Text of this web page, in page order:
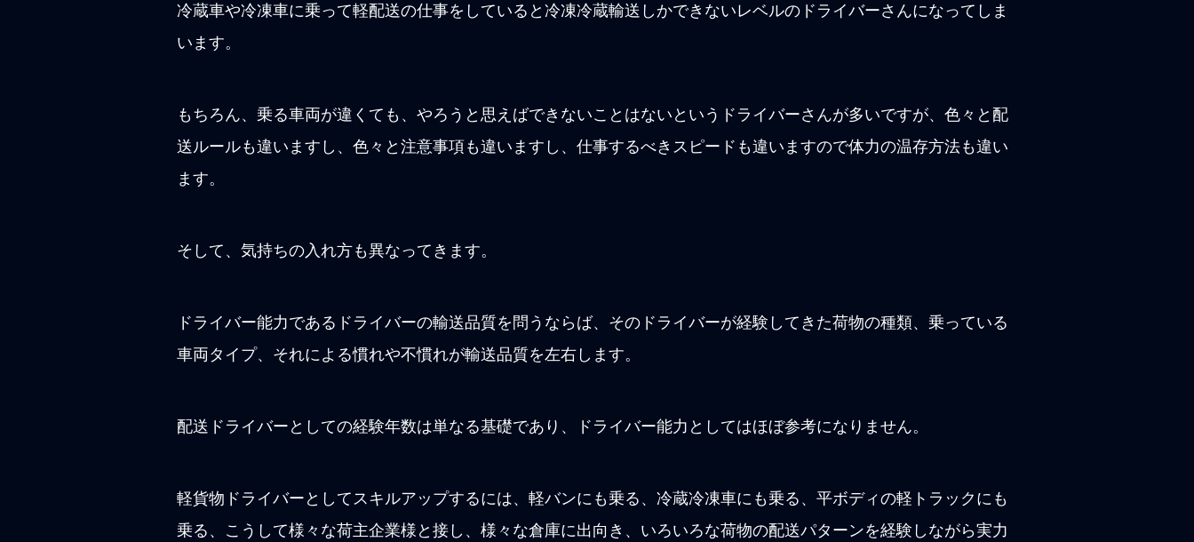
冷蔵車や冷凍車に乗って軽配送の仕事をしていると冷凍冷蔵輸送しかできないレベルのドライバーさんになってしま
います。
もちろん、乗る車両が違くても、やろうと思えばできないことはないというドライバーさんが多いですが、色々と配
送ルールも違いますし、色々と注意事項も違いますし、仕事するべきスピードも違いますので体力の温存方法も違い
ます。
そして、気持ちの入れ方も異なってきます。
ドライバー能力であるドライバーの輸送品質を問うならば、そのドライバーが経験してきた荷物の種類、乗っている
車両タイプ、それによる慣れや不慣れが輸送品質を左右します。
配送ドライバーとしての経験年数は単なる基礎であり、ドライバー能力としてはほぼ参考になりません。
軽貨物ドライバーとしてスキルアップするには、軽バンにも乗る、冷蔵冷凍車にも乗る、平ボディの軽トラックにも
乗る、こうして様々な荷主企業様と接し、様々な倉庫に出向き、いろいろな荷物の配送パターンを経験しながら実力